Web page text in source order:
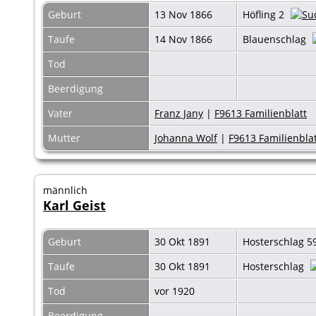
Geburt 13 Nov 1866
Höfling 2
Taufe
14 Nov 1866
Blauenschlag
Tod
Beerdigung
Vater
Franz Jany | F9613 Familienblatt
Mutter
Johanna Wolf| F9613
männlich
Karl Geist
Geburt 30 Okt 1891
Hosterschlag
Taufe
30 Okt 1891
Hosterschlag
Tod
vor 1920